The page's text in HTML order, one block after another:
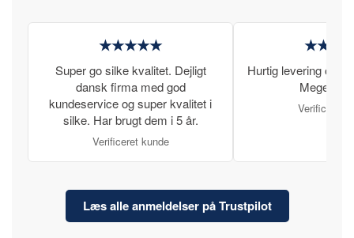
★★★★★
Super go silke kvalitet. Dejligt
dansk firma med god
kundeservice og super kvalitet i
silke. Har brugt dem i 5 år.
Verificeret kunde
Hurtig levering og
Meget
Verificeret
Læs alle anmeldelser på Trustpilot